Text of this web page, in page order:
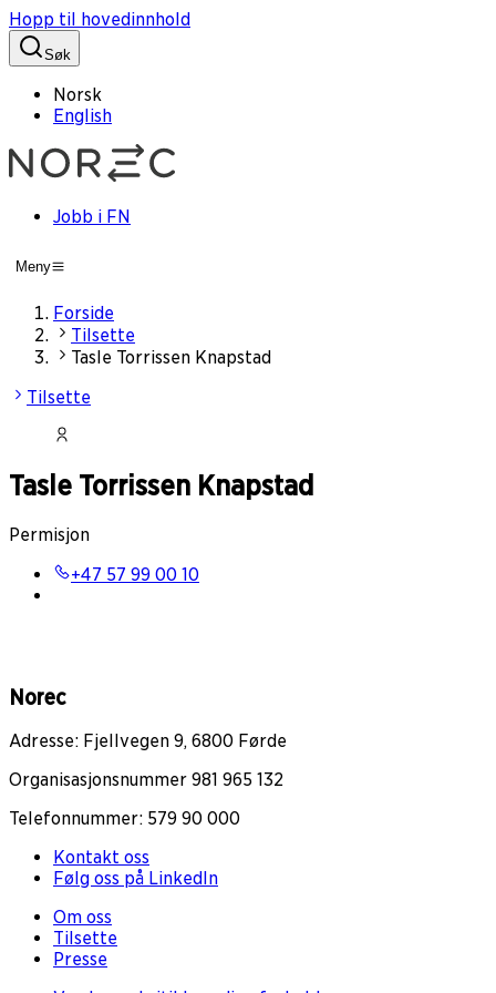
Hopp til hovedinnhold
Søk
Norsk
English
Jobb i FN
Meny
Forside
Tilsette
Tasle Torrissen Knapstad
Tilsette
Tasle Torrissen Knapstad
Permisjon
+47 57 99 00 10
Norec
Adresse: Fjellvegen 9, 6800 Førde
Organisasjonsnummer 981 965 132
Telefonnummer: 579 90 000
Kontakt oss
Følg oss på LinkedIn
Om oss
Tilsette
Presse